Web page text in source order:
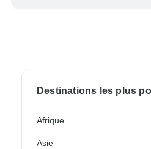
Destinations les plus
Afrique
Asie